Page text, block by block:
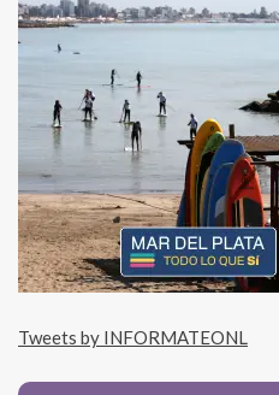
Tweets by INFORMATEONL